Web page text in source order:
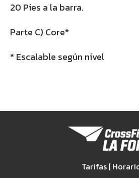
20 Pies a la barra.
Parte C) Core*
* Escalable según nivel
Tarifas |